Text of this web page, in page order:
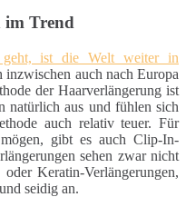
im Trend
geht, ist die Welt weiter in
inzwischen auch nach Europa
der Haarverlängerung ist
natürlich aus und fühlen sich
auch relativ teuer. Für
gibt es auch Clip-In-
sehen zwar nicht
Keratin-Verlängerungen,
seidig an.